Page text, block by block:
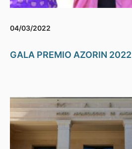
04/03/2022
GALA PREMIO AZORIN 2022